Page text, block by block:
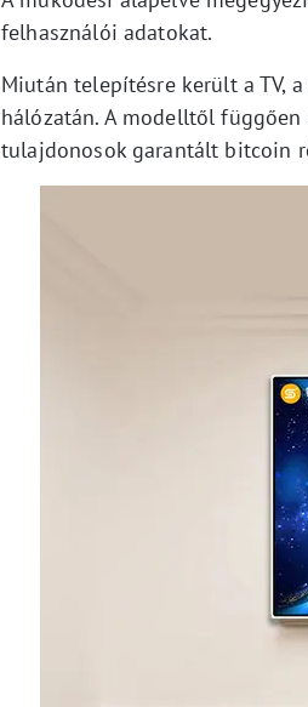
felhasználói adatokat.
Miután telepítésre került a TV,
hálózatán. A modelltől függően
tulajdonosok garantált bitcoin